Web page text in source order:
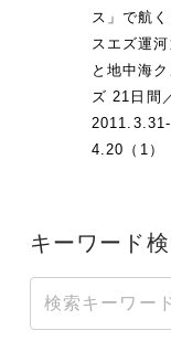
ス」で航
スエズ運
と地中海
ズ 21日間
2011.3.31-
4.20（1）
キーワード